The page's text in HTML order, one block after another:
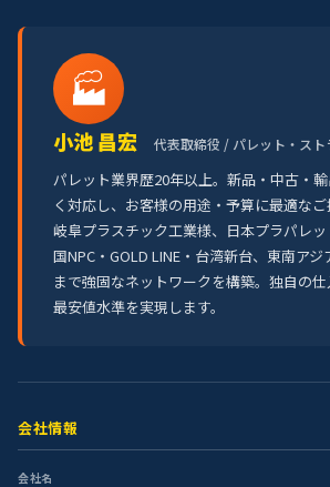
🏭
小池 昌宏 代表取締役 / パレット・スト
パレット業界歴20年以上。新品・中古・
く対応し、お客様の用途・予算に最適なご
岐阜プラスチック工業様、日本プラパレ
国NPC・GOLD LINE・台湾新台、東南ア
まで強固なネットワークを構築。独自の
最安値水準を実現します。
会社情報
会社名